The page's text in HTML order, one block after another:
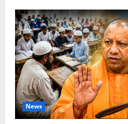
की
राजकुमारी
इसाबेला
ने
जॉइन
की
सेना,
वेतन
और
भत्ते
लेने
से
किया
इनकार;
बनीं
नई
News